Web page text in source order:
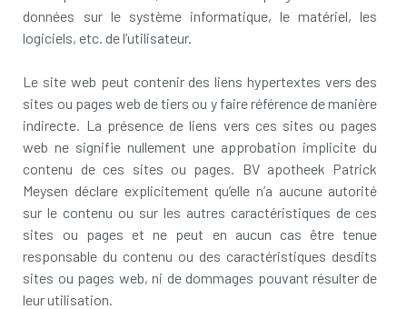
données sur le système informatique, le matériel, les
logiciels, etc. de l’utilisateur.
Le site web peut contenir des liens hypertextes vers des
sites ou pages web de tiers ou y faire référence de manière
indirecte. La présence de liens vers ces sites ou pages
web ne signifie nullement une approbation implicite du
contenu de ces sites ou pages. BV apotheek Patrick
Meysen déclare explicitement qu’elle n’a aucune autorité
sur le contenu ou sur les autres caractéristiques de ces
sites ou pages et ne peut en aucun cas être tenue
responsable du contenu ou des caractéristiques desdits
sites ou pages web, ni de dommages pouvant résulter de
leur utilisation.